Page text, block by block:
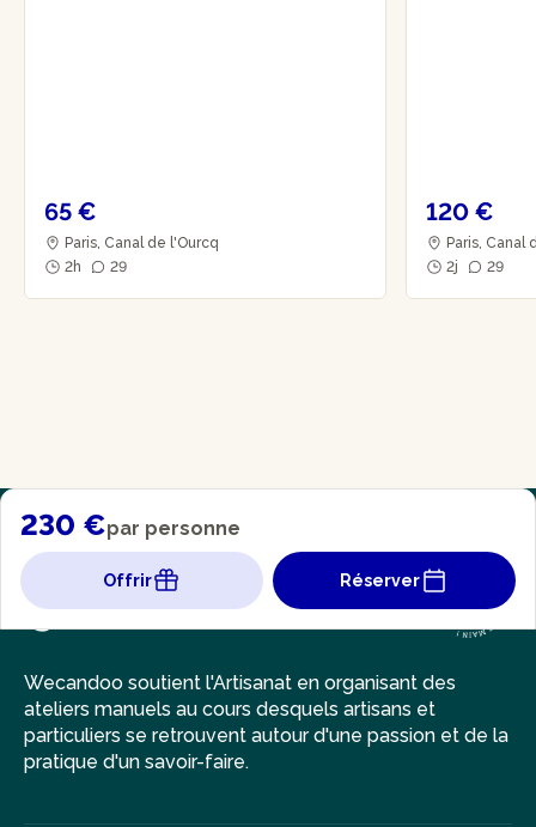
65 €
Paris, Canal de l'Ourcq
2h
29
120 €
Paris, Canal
2j
29
230 €par personne
Offrir Réserver
Wecandoo soutient l'Artisanat en organisant des
ateliers manuels au cours desquels artisans et
particuliers se retrouvent autour d'une passion et de la
pratique d'un savoir-faire.